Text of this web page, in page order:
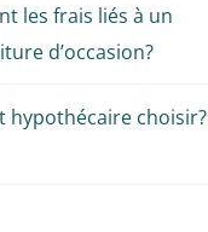
les frais liés à un
d’occasion?
hypothécaire choisir?